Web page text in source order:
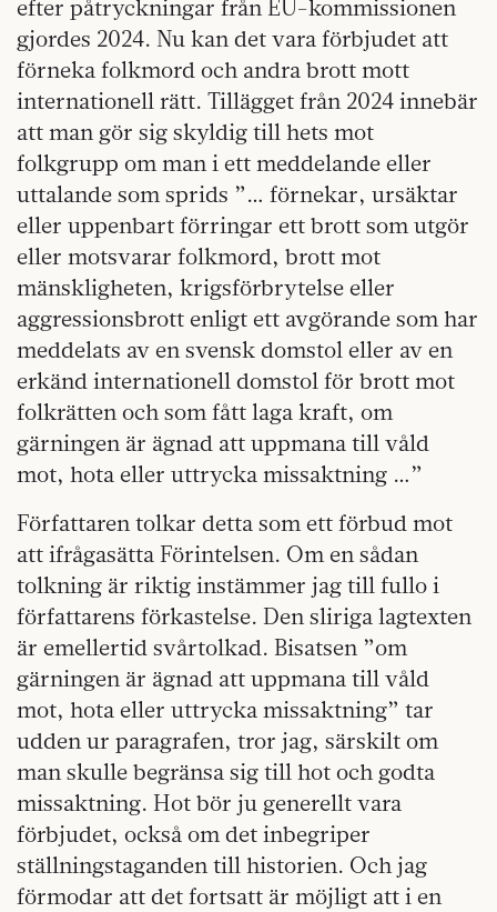
efter påtryckningar från EU-kommissionen
gjordes 2024. Nu kan det vara förbjudet att
förneka folkmord och andra brott mott
internationell rätt. Tillägget från 2024 innebär
att man gör sig skyldig till hets mot
folkgrupp om man i ett meddelande eller
uttalande som sprids ”… förnekar, ursäktar
eller uppenbart förringar ett brott som utgör
eller motsvarar folkmord, brott mot
mänskligheten, krigsförbrytelse eller
aggressionsbrott enligt ett avgörande som har
meddelats av en svensk domstol eller av en
erkänd internationell domstol för brott mot
folkrätten och som fått laga kraft, om
gärningen är ägnad att uppmana till våld
mot, hota eller uttrycka missaktning …”
Författaren tolkar detta som ett förbud mot
att ifrågasätta Förintelsen. Om en sådan
tolkning är riktig instämmer jag till fullo i
författarens förkastelse. Den sliriga lagtexten
är emellertid svårtolkad. Bisatsen ”om
gärningen är ägnad att uppmana till våld
mot, hota eller uttrycka missaktning” tar
udden ur paragrafen, tror jag, särskilt om
man skulle begränsa sig till hot och godta
missaktning. Hot bör ju generellt vara
förbjudet, också om det inbegriper
ställningstaganden till historien. Och jag
förmodar att det fortsatt är möjligt att i en